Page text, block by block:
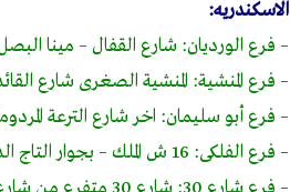
الاسكندريه:
– فرع الورديان: شارع القفال – مينا
– فرع المنشية: المنشية الصغرى شارع
– فرع أبو سليمان: اخر شارع الترعة
– فرع الفلكى: 16 ش الملك – بجوار التاج الدمشقى